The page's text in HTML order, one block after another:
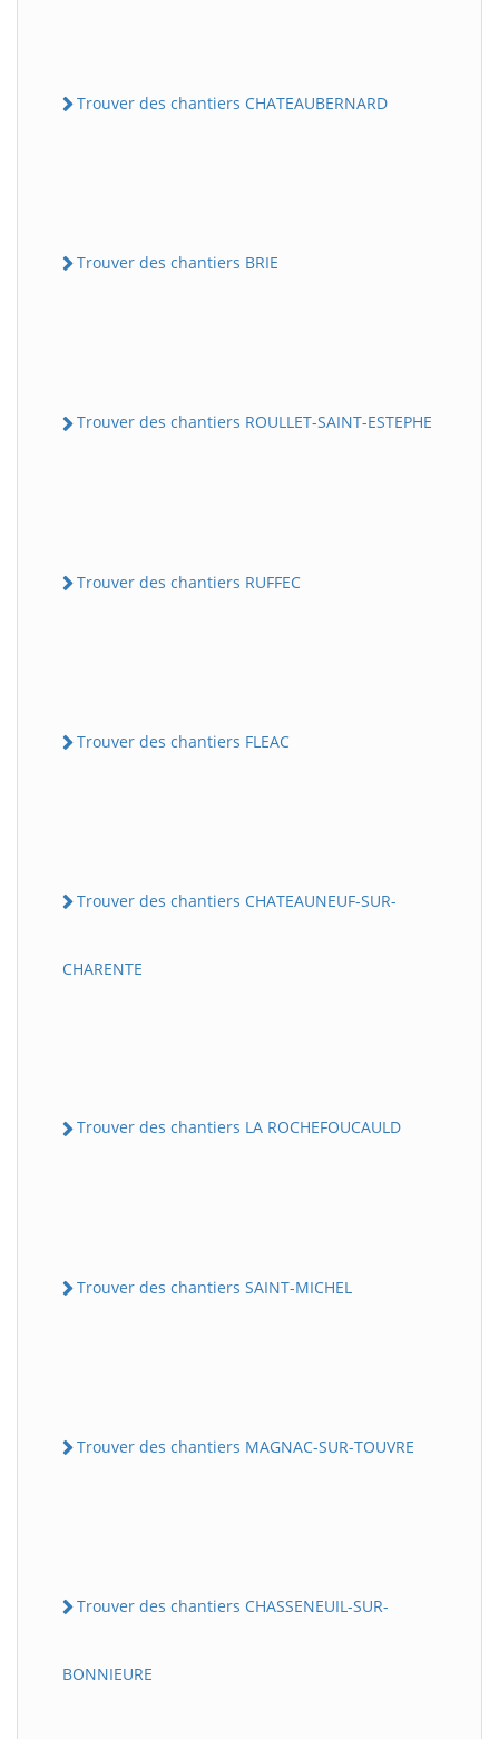
Trouver des chantiers CHATEAUBERNARD
Trouver des chantiers BRIE
Trouver des chantiers ROULLET-SAINT-ESTEPHE
Trouver des chantiers RUFFEC
Trouver des chantiers FLEAC
Trouver des chantiers CHATEAUNEUF-SUR-
CHARENTE
Trouver des chantiers LA ROCHEFOUCAULD
Trouver des chantiers SAINT-MICHEL
Trouver des chantiers MAGNAC-SUR-TOUVRE
Trouver des chantiers CHASSENEUIL-SUR-
BONNIEURE